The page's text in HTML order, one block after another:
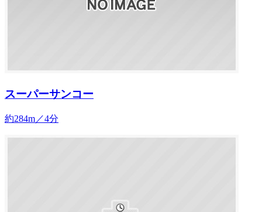
スーパーサンコー
約284m／4分